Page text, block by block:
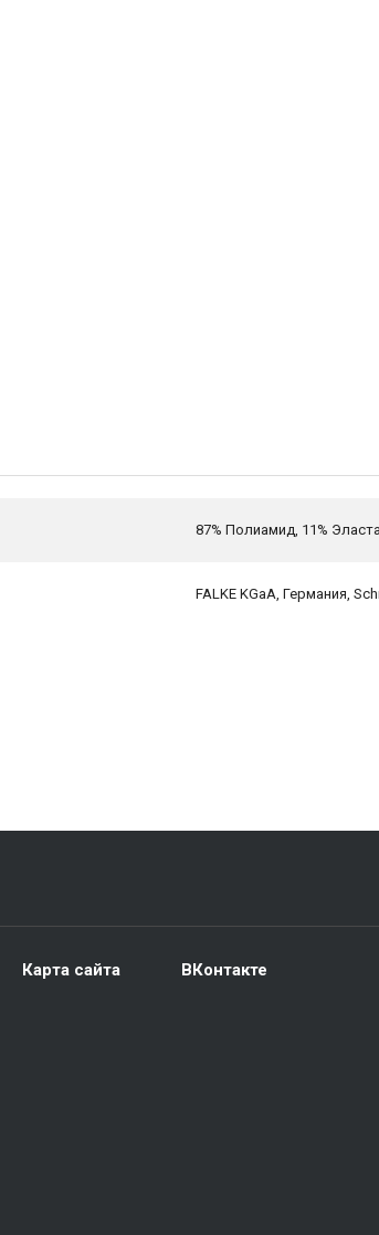
87% Полиамид, 11%
FALKE KGaA, Германия,
Карта сайта ВКонтакте